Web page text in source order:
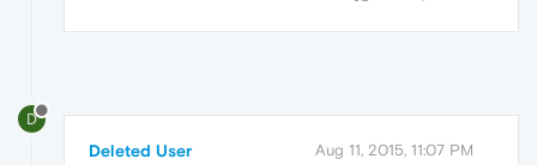
D
Deleted User Aug 11, 2015, 11:07 PM